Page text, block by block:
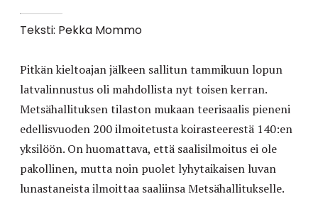
Teksti: Pekka Mommo
Pitkän kieltoajan jälkeen sallitun tammikuun lopun
latvalinnustus oli mahdollista nyt toisen kerran.
Metsähallituksen tilaston mukaan teerisaalis pieneni
edellisvuoden 200 ilmoitetusta koirasteerestä 140:en
yksilöön. On huomattava, että saalisilmoitus ei ole
pakollinen, mutta noin puolet lyhytaikaisen luvan
lunastaneista ilmoittaa saaliinsa Metsähallitukselle.